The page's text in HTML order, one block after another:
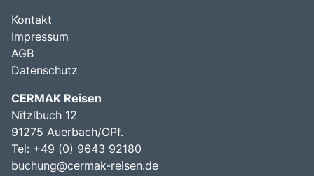
Kontakt
Impressum
AGB
Datenschutz
CERMAK Reisen
Nitzlbuch 12
91275 Auerbach/OPf.
Tel: +49 (0) 9643 92180
buchung@cermak-reisen.de